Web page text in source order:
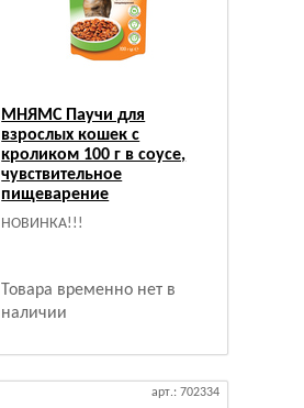
МНЯМС Паучи для
взрослых кошек с
кроликом 100 г в соусе,
чувствительное
пищеварение
НОВИНКА!!!
Товара временно нет в
наличии
арт.: 702334